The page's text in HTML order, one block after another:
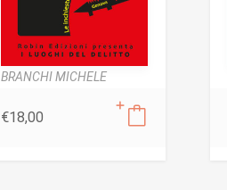
BRANCHI MICHELE
€18,00